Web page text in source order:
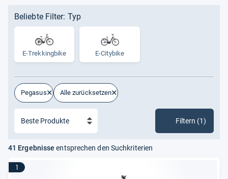
Beliebte Filter: Typ
E-​Trek­king­bike E-Citybike
Pegasus Alle zurücksetzen
Filtern (1)
41 Ergebnisse entsprechen den Suchkriterien
1